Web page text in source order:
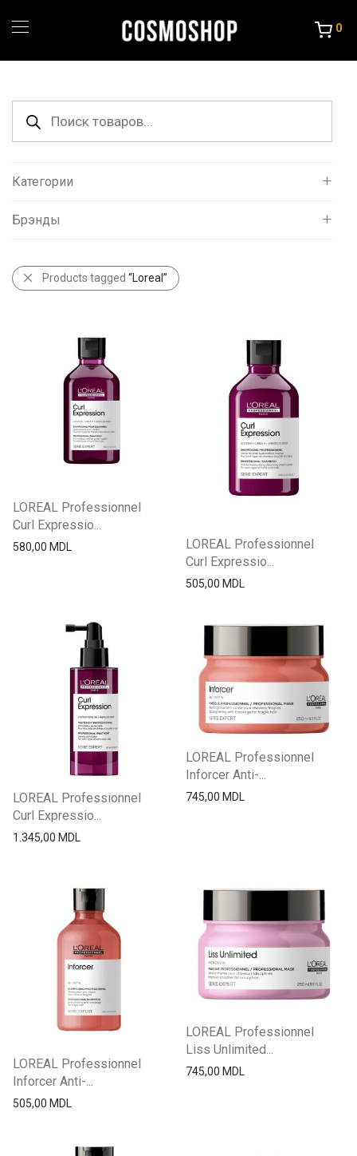
0
Поиск
товаров
Категории
Все
Порошок и крема
Другие товары
Брэнды
L`oreal
Products tagged “Loreal”
LOREAL Professionnel
Curl Expressio...
580,00 MDL
LOREAL Professionnel
Curl Expressio...
505,00 MDL
LOREAL Professionnel
Curl Expressio...
1.345,00 MDL
LOREAL Professionnel
Inforcer Anti-...
745,00 MDL
LOREAL Professionnel
Inforcer Anti-...
505,00 MDL
LOREAL Professionnel
Liss Unlimited...
745,00 MDL